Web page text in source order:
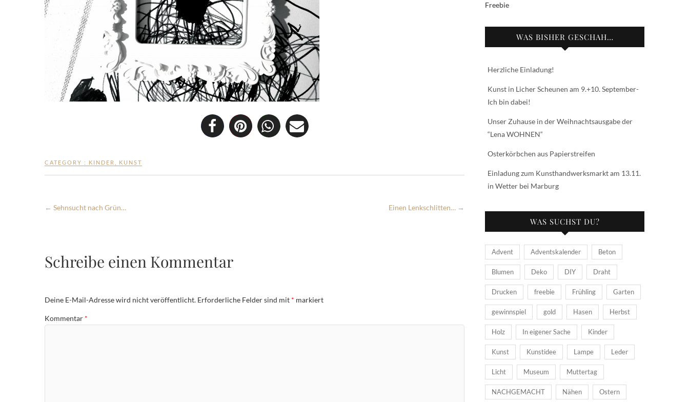
CATEGORY : KINDER KUNST
← Sehnsucht nach Grün… Einen Lenkschlitten… →
Schreibe einen Kommentar
Deine E-Mail-Adresse wird nicht veröffentlicht. Erforderliche Felder sind mit * markiert
Kommentar *
Freebie
WAS BISHER GESCHAH…
Herzliche Einladung!
Kunst in Licher Scheunen am 9.+10. September-
Ich bin dabei!
Unser Zuhause in der Weihnachtsausgabe der
“Lena WOHNEN“
Osterkörbchen aus Papierstreifen
Einladung zum Kunsthandwerksmarkt am 13.11.
in Wetter bei Marburg
WAS SUCHST DU?
Advent Adventskalender Beton
Blumen Deko DIY Draht
Drucken freebie Frühling Garten
gewinnspiel gold Hasen Herbst
Holz In eigener Sache Kinder
Kunst Kunstidee Lampe Leder
Licht Museum Muttertag
NACHGEMACHT Nähen Ostern